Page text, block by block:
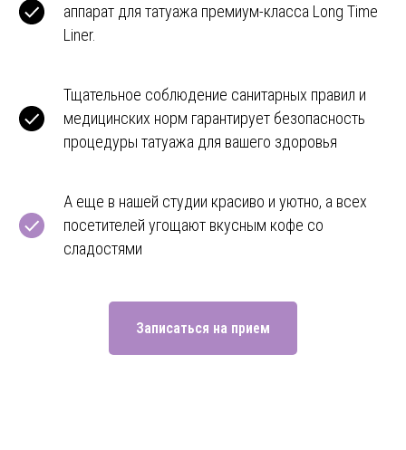
аппарат для татуажа премиум-класса Long Time
Liner.
Тщательное соблюдение санитарных правил и
медицинских норм гарантирует безопасность
процедуры татуажа для вашего здоровья
А еще в нашей студии красиво и уютно, а всех
посетителей угощают вкусным кофе со
сладостями
Записаться на прием